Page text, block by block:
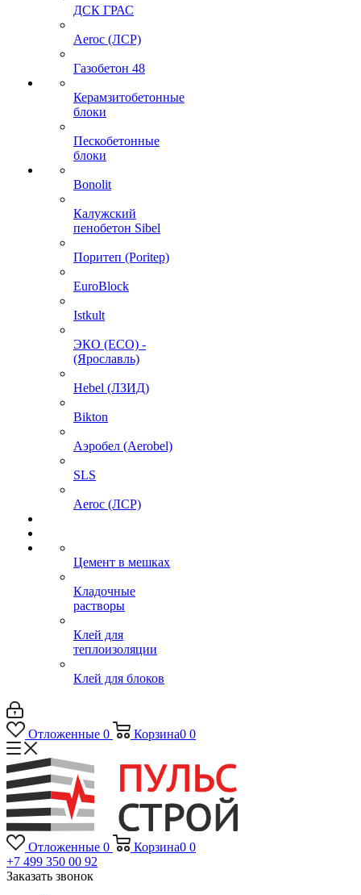
ДСК ГРАС
Aeroc (ЛСР)
Газобетон 48
Керамзитобетонные
блоки
Пескобетонные
блоки
Bonolit
Калужский
пенобетон Sibel
Поритеп (Poritep)
EuroBlock
Istkult
ЭКО (ECO) -
(Ярославль)
Hebel (ЛЗИД)
Bikton
Аэробел (Aerobel)
SLS
Aeroc (ЛСР)
Цемент в мешках
Кладочные
растворы
Клей для
теплоизоляции
Клей для блоков
Отложенные 0 Корзина0 0
Отложенные 0 Корзина0 0
+7 499 350 00 92
Заказать звонок